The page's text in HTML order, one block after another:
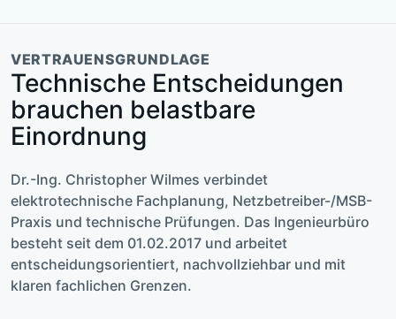
VERTRAUENSGRUNDLAGE
Technische Entscheidungen
brauchen belastbare
Einordnung
Dr.-Ing. Christopher Wilmes verbindet
elektrotechnische Fachplanung, Netzbetreiber-/MSB-
Praxis und technische Prüfungen. Das Ingenieurbüro
besteht seit dem 01.02.2017 und arbeitet
entscheidungsorientiert, nachvollziehbar und mit
klaren fachlichen Grenzen.